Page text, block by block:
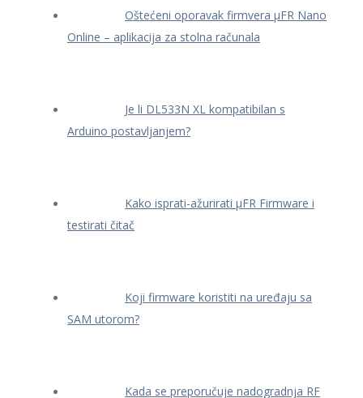
Oštećeni oporavak firmvera μFR Nano
Online – aplikacija za stolna računala
Je li DL533N XL kompatibilan s
Arduino postavljanjem?
Kako isprati-ažurirati μFR Firmware i
testirati čitač
Koji firmware koristiti na uređaju sa
SAM utorom?
Kada se preporučuje nadogradnja RF